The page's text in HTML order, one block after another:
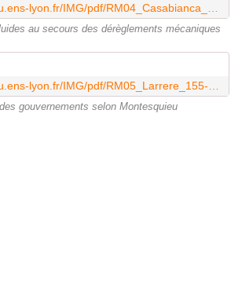
http://montesquieu.ens-lyon.fr/IMG/pdf/RM04_Casabianca_43-70.pdf
au secours des dérèglements mécaniques
http://montesquieu.ens-lyon.fr/IMG/pdf/RM05_Larrere_155-172.pdf
gouvernements selon Montesquieu